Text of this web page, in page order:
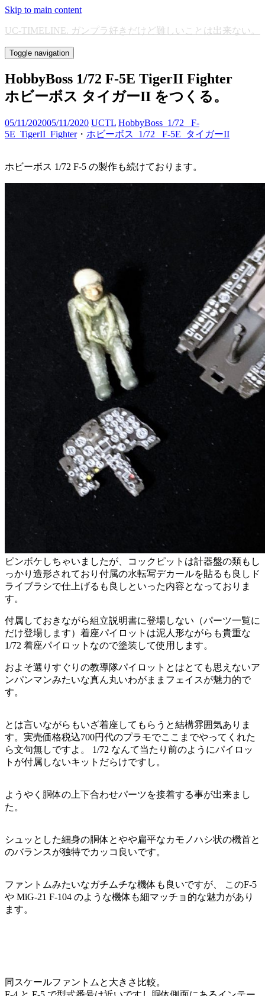
Skip to main content
UC-TIMELINE. ガンプラ好きだけど難しいことは出来ない。
Toggle navigation
HobbyBoss 1/72 F-5E TigerII Fighter
ホビーボス タイガーII をつくる。
05/11/202005/11/2020 UCTL HobbyBoss_1/72_ F-
5E_TigerII_Fighter・ ホビーボス_1/72_ F-5E_タイガーII
ホビーボス 1/72 F-5 の製作も続けております。
ピンボケしちゃいましたが、コックピットは計器盤の類もし
っかり造形されており付属の水転写デカールを貼るも良しド
ライブラシで仕上げるも良しといった内容となっておりま
す。
付属しておきながら組立説明書に登場しない（パーツ一覧に
だけ登場します）着座パイロットは泥人形ながらも貴重な
1/72 着座パイロットなので塗装して使用します。
およそ選りすぐりの教導隊パイロットとはとても思えないア
ンパンマンみたいな真ん丸いわがままフェイスが魅力的で
す。
とは言いながらもいざ着座してもらうと結構雰囲気ありま
す。実売価格税込700円代のプラモでここまでやってくれた
ら文句無しですよ。 1/72 なんて当たり前のようにパイロッ
トが付属しないキットだらけですし。
ようやく胴体の上下合わせパーツを接着する事が出来まし
た。
シュッとした細身の胴体とやや扁平なカモノハシ状の機首と
のバランスが独特でカッコ良いです。
ファントムみたいなガチムチな機体も良いですが、 このF-5
や MiG-21 F-104 のような機体も細マッチョ的な魅力があり
ます。
同スケールファントムと大きさ比較。